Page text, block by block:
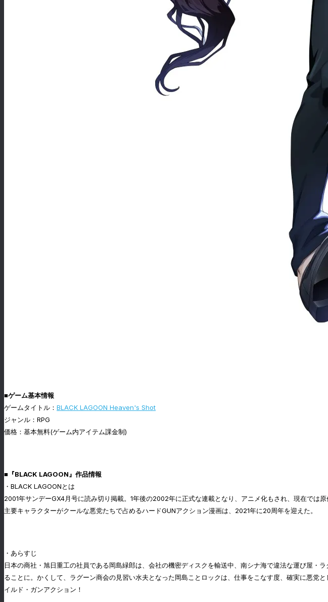
■ゲーム基本情報
ゲームタイトル： BLACK LAGOON Heaven's Shot
ジャンル：RPG
価格：基本無料(ゲーム内アイテム課金制)
■『BLACK LAGOON』作品情報
・BLACK LAGOONとは
2001年サンデーGX4月号に読み切り掲載。1年後の2002年に正式な連載となり、アニメ化もされ、現在では
主要キャラクターがクールな悪党たちで占めるハードGUNアクション漫画は、2021年に20周年を迎えた。
・あらすじ
日本の商社・旭日重工の社員である岡島緑郎は、会社の機密ディスクを輸送中、南シナ海で違法な運び屋
ることに。かくして、ラグーン商会の見習い水夫となった岡島ことロックは、仕事をこなす度、確実に悪
イルド・ガンアクション！